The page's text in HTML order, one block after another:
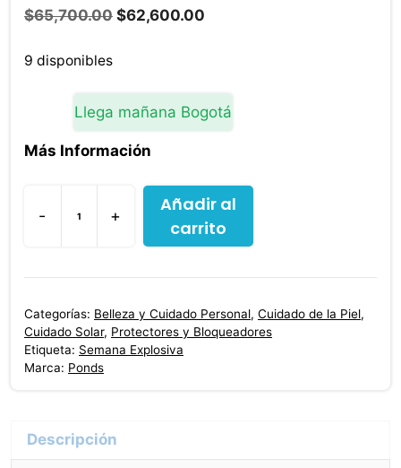
$65,700.00 El
$65,700.00.
$62,600.00
$62,600.00.
9 disponibles
Llega mañana Bogotá
Más Información
-
Protector
Solar
Facial
Serum
UV
+
Añadir al
carrito
Categorías: Belleza y Cuidado Personal, Cuidado de la Piel,
Cuidado Solar, Protectores y Bloqueadores
Etiqueta: Semana Explosiva
Marca: Ponds